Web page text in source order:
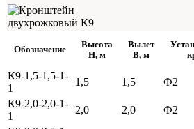
Обозначение
Высота
H, м
Вылет
B, м
К9-1,5-1,5-1-
1
1,5 1,5 Ф2
К9-2,0-2,0-1-
1
2,0 2,0 Ф2